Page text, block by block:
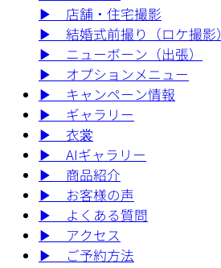
▶︎
店舗・住宅撮影
▶︎
結婚式前撮り（ロケ撮影）
▶︎
ニューボーン（出張）
▶︎
オプションメニュー
▶︎
キャンペーン情報
▶︎
ギャラリー
▶︎
衣裳
▶︎
AIギャラリー
▶︎
商品紹介
▶︎
お客様の声
▶︎
よくある質問
▶︎
アクセス
▶︎
ご予約方法